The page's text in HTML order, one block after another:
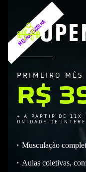
MELHOR ESCOLHA
PRIMEIRO MÊS
R$
+ A PARTIR DE 11X
UNIDADE DE
Musculação
Aulas coletivas,